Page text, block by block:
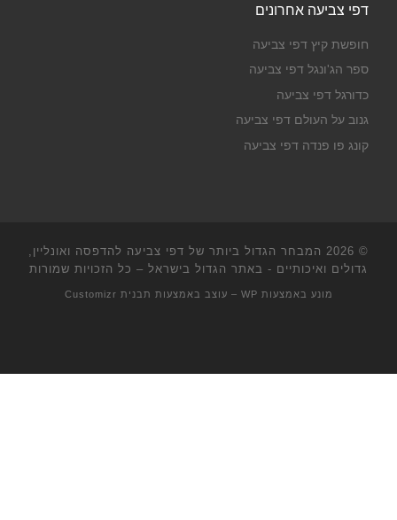
דפי צביעה אחרונים
חופשת קיץ דפי צביעה
ספר הג'ונגל דפי צביעה
כדורגל דפי צביעה
גנוב על העולם דפי צביעה
קונג פו פנדה דפי צביעה
© 2026
המבחר הגדול ביותר של דפי צביעה להדפסה ואונליין,
גדולים ואיכותיים - באתר הגדול בישראל – כל הזכויות שמורות
מונע באמצעות WP – עוצב באמצעות תבנית Customizr